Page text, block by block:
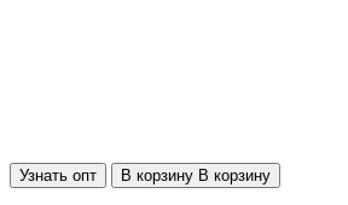
Узнать опт В корзину В корзину